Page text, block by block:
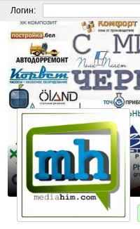
Логин: